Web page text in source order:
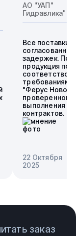
АО "УАП"
Гидравлика"
Все поставки
задержек.
продукция
требованиям.
"Ферус
проверенного
выполнения
контрактов.
22 Октября
2025
заказ